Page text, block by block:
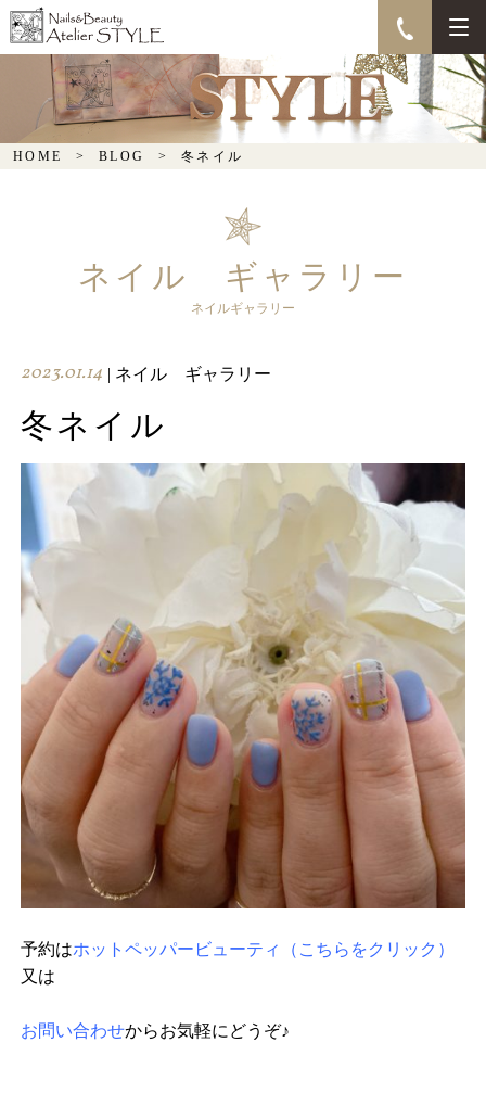
冬ネイル
HOME BLOG 冬ネイル
ネイル ギャラリー
ネイルギャラリー
2023.01.14 | ネイル ギャラリー
冬ネイル
予約はホットペッパービューティ（こちらをクリック）
又は
お問い合わせからお気軽にどうぞ♪